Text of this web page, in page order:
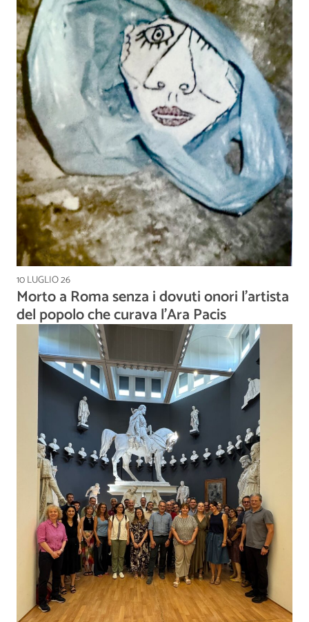
10 LUGLIO 26
Morto a Roma senza i dovuti onori l’artista
del popolo che curava l’Ara Pacis